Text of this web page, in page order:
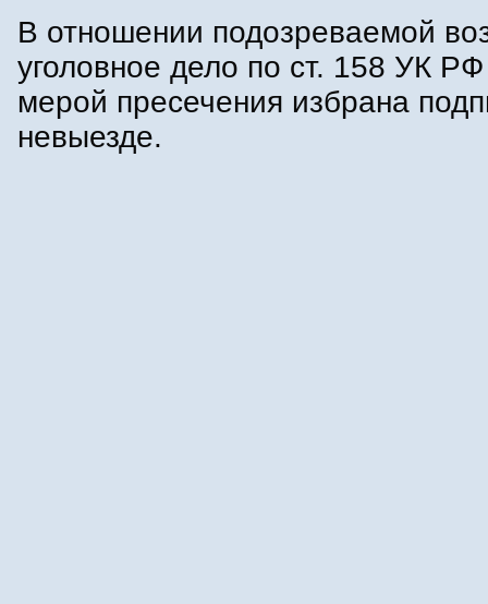
В отношении подозреваемой
уголовное дело по ст. 158 УК
мерой пресечения избрана
невыезде.